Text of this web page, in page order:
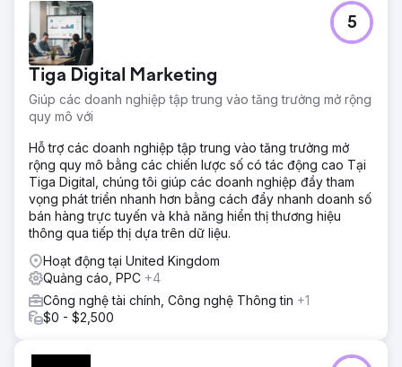
Thử thách
Madison Brook International đang phải đối mặt với chi phí
thu hút khách hàng (CAC) cao và việc tạo ra khách hàng
tiềm năng không nhất quán thông qua các chiến dịch PPC
của mình. Mục tiêu của họ là tăng khả năng hiển thị, tạo ra
khách hàng tiềm năng chất lượng và giảm CAC.
Giải pháp
Chúng tôi tập trung chủ yếu vào Điểm Chất lượng, giảm
CPC và cải thiện Xếp hạng Quảng cáo, giúp giảm tỷ lệ
hiển thị bị mất (nhiều lưu lượng truy cập hơn, chi phí ít hơn).
Chúng tôi đã tinh chỉnh từ khóa và giá thầu, quảng cáo
được tối ưu hóa và điều chỉnh nhắm mục tiêu theo đối
tượng để có chuyển đổi chất lượng tốt hơn, với thử nghiệm
A/B liên tục để cải tiến liên tục.
Kết quả
Chiến lược của chúng tôi đã giúp tỷ lệ nhấp (CTR) tăng
+45%, giá mỗi chuyển đổi giảm +35% và tỷ lệ chuyển đổi
tăng +40%. Những thay đổi này đã nâng cao đáng kể
tổng thể của họ.
Tiga Digital Marketing
Giúp các doanh nghiệp tập trung vào tăng trưởng mở rộng
quy mô với
5
Hỗ trợ các doanh nghiệp tập trung vào tăng trưởng mở
rộng quy mô bằng các chiến lược số có tác động cao Tại
Tiga Digital, chúng tôi giúp các doanh nghiệp đầy tham
vọng phát triển nhanh hơn bằng cách đẩy nhanh doanh số
bán hàng trực tuyến và khả năng hiển thị thương hiệu
thông qua tiếp thị dựa trên dữ liệu.
Hoạt động tại United Kingdom
Quảng cáo, PPC +4
Công nghệ tài chính, Công nghệ Thông tin +1
$0 - $2,500